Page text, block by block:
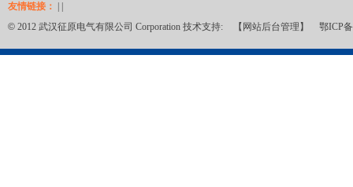
友情链接：
© 2012 武汉征原电气有限公司 Corporation 技术支持: 【网站后台管理】 鄂ICP